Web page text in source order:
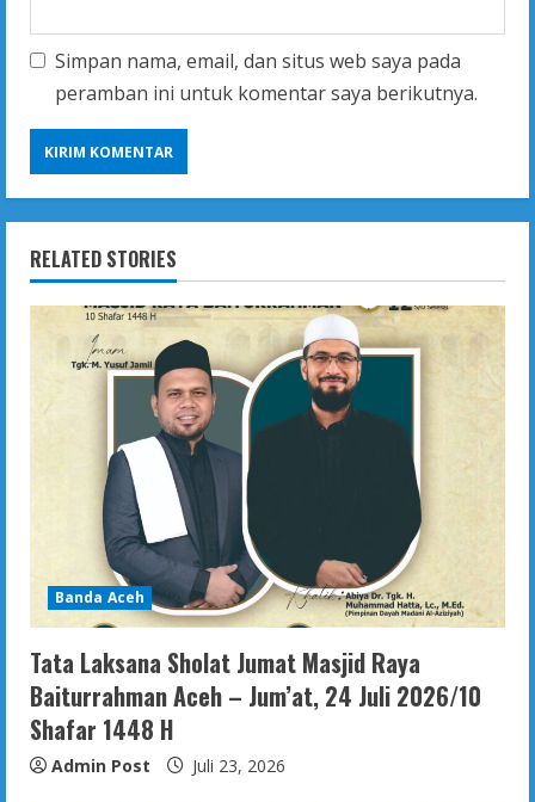
Simpan nama, email, dan situs web saya pada
peramban ini untuk komentar saya berikutnya.
RELATED STORIES
Banda Aceh
Tata Laksana Sholat Jumat Masjid Raya
Baiturrahman Aceh – Jum’at, 24 Juli 2026/10
Shafar 1448 H
Admin Post Juli 23, 2026